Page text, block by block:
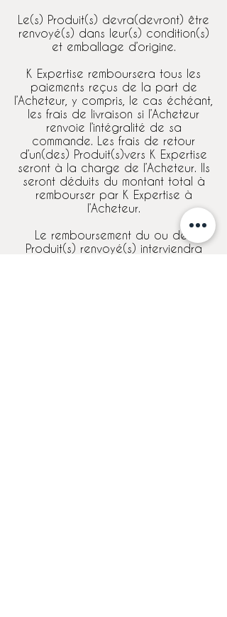
Le(s) Produit(s) devra(devront) être
renvoyé(s) dans leur(s) condition(s)
et emballage d’origine.
K Expertise remboursera tous les
paiements reçus de la part de
l’Acheteur, y compris, le cas échéant,
les frais de livraison si l’Acheteur
renvoie l’intégralité de sa
commande. Les frais de retour
d’un(des) Produit(s)vers K Expertise
seront à la charge de l’Acheteur. Ils
seront déduits du montant total à
rembourser par K Expertise à
l’Acheteur.
Le remboursement du ou des
Produit(s) renvoyé(s) interviendra